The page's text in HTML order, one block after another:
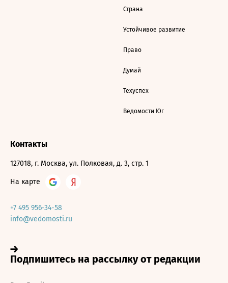
Страна
Устойчивое развитие
Право
Думай
Техуспех
Ведомости Юг
Контакты
127018, г. Москва, ул. Полковая, д. 3, стр. 1
На карте
+7 495 956-34-58
info@vedomosti.ru